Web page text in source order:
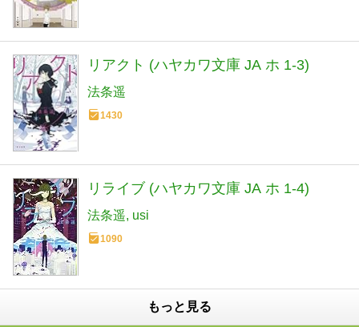
リアクト (ハヤカワ文庫 JA ホ 1-3)
法条遥
1430
リライブ (ハヤカワ文庫 JA ホ 1-4)
法条遥 usi
1090
もっと見る